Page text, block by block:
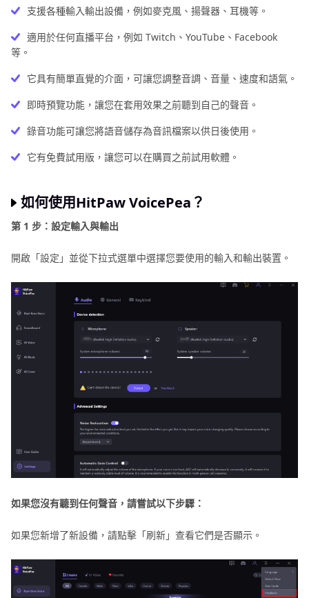
支援各種輸入輸出設備，例如麥克風、揚聲器、耳機等。
適用於任何直播平台，例如 Twitch、YouTube、Facebook
等。
它具有簡單直覺的介面，可讓您調整音調、音量、速度和語氣。
即時預覽功能，讓您在套用效果之前聽到自己的聲音。
錄音功能可讓您將語音儲存為音訊檔案以供日後使用。
它有免費試用版，讓您可以在購買之前試用軟體。
如何使用HitPaw VoicePea？
第 1 步：設定輸入與輸出
開啟「設定」並從下拉式選單中選擇您要使用的輸入和輸出裝置。
如果您沒有聽到任何聲音，請嘗試以下步驟：
如果您新增了新設備，請點擊「刷新」查看它們是否顯示。